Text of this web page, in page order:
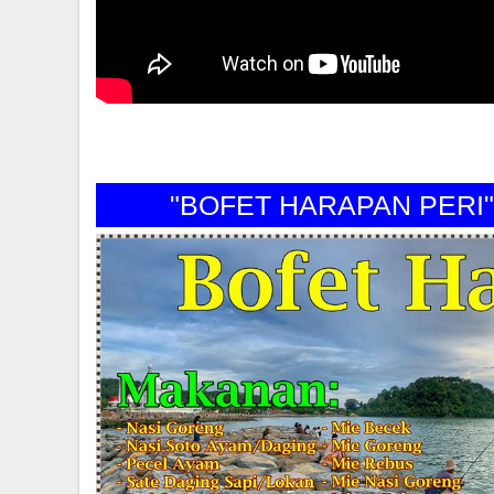
"BOFET HARAPAN